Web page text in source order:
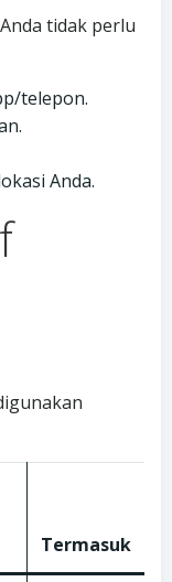
tidak perlu
telepon.
Anda.
Termasuk